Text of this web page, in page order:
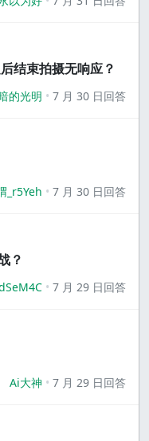
结束拍摄无响应？
的光明 7 月 30 日回答
_r5Yeh 7 月 30 日回答
？
7 月 29 日回答
Ai大神 7 月 29 日回答